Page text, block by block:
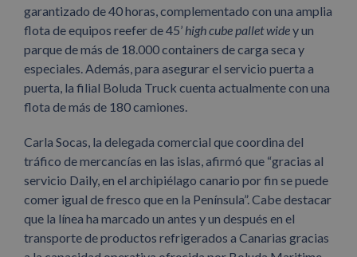
garantizado de 40 horas, complementado con una amplia
flota de equipos reefer de 45’ high cube pallet widey un
parque de más de 18.000 containers de carga seca y
especiales. Además, para asegurar el servicio puerta a
puerta, la filial Boluda Truck cuenta actualmente con una
flota de más de 180 camiones.
Carla Socas, la delegada comercial que coordina del
tráfico de mercancías en las islas, afirmó que “gracias al
servicio Daily, en el archipiélago canario por fin se puede
comer igual de fresco que en la Península”. Cabe destacar
que la línea ha marcado un antes y un después en el
transporte de productos refrigerados a Canarias gracias